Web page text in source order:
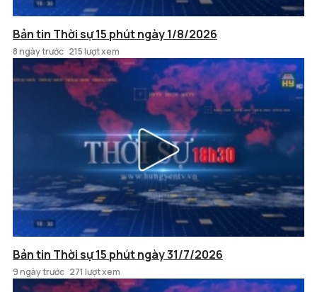
Bản tin Thời sự 15 phút ngày 1/8/2026
8 ngày trước 215 lượt xem
Bản tin Thời sự 15 phút ngày 31/7/2026
9 ngày trước 271 lượt xem